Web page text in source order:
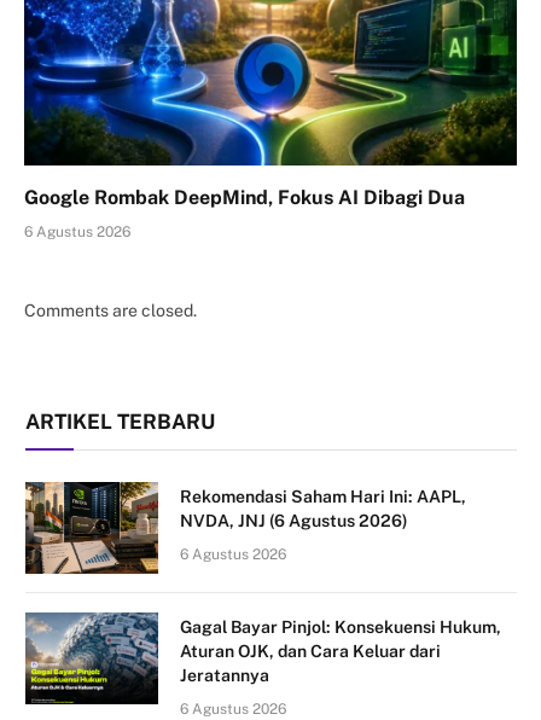
Google Rombak DeepMind, Fokus AI Dibagi Dua
6 Agustus 2026
Comments are closed.
ARTIKEL TERBARU
Rekomendasi Saham Hari Ini: AAPL,
NVDA, JNJ (6 Agustus 2026)
6 Agustus 2026
Gagal Bayar Pinjol: Konsekuensi Hukum,
Aturan OJK, dan Cara Keluar dari
Jeratannya
6 Agustus 2026